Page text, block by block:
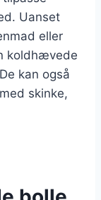
Uanset
eller
koldhævede
kan også
skinke,